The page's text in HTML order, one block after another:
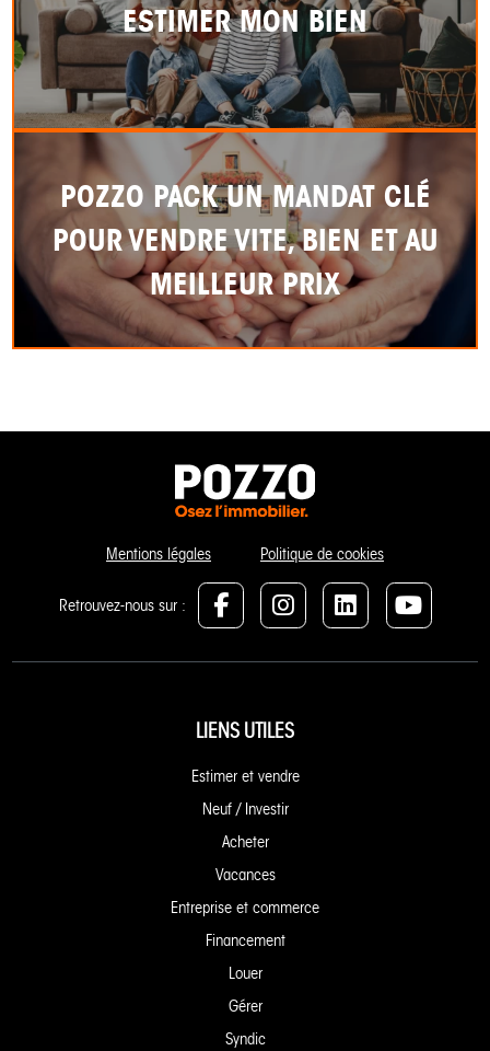
ESTIMER MON BIEN
POZZO PACK UN MANDAT CLÉ
POUR VENDRE VITE, BIEN ET AU
MEILLEUR PRIX
Mentions légales Politique de cookies
Retrouvez-nous sur :
LIENS UTILES
Estimer et vendre
Neuf / Investir
Acheter
Vacances
Entreprise et commerce
Financement
Louer
Gérer
Syndic